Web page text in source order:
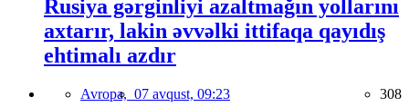
Rusiya gərginliyi azaltmağın yollarını
axtarır, lakin əvvəlki ittifaqa qayıdış
ehtimalı azdır
Avropa, 07 avqust, 09:23 308